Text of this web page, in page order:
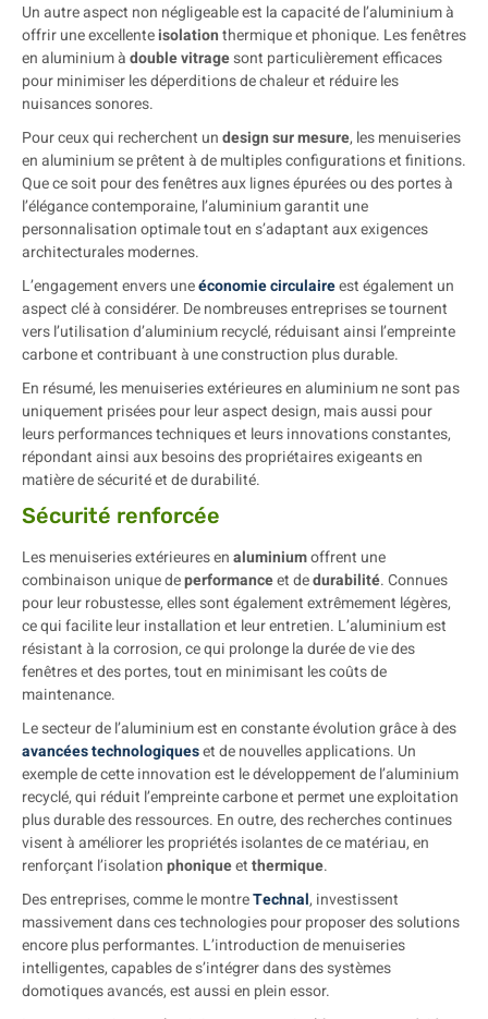
Un autre aspect non négligeable est la capacité de l’aluminium à
offrir une excellenteisolationthermique et phonique. Les fenêtres
en aluminium àdouble vitragesont particulièrement efficaces
pour minimiser les déperditions de chaleur et réduire les
nuisances sonores.
Pour ceux qui recherchent undesign sur mesure, les menuiseries
en aluminium se prêtent à de multiples configurations et finitions.
Que ce soit pour des fenêtres aux lignes épurées ou des portes à
l’élégance contemporaine, l’aluminium garantit une
personnalisation optimale tout en s’adaptant aux exigences
architecturales modernes.
L’engagement envers uneéconomie circulaireest également un
aspect clé à considérer. De nombreuses entreprises se tournent
vers l’utilisation d’aluminium recyclé, réduisant ainsi l’empreinte
carbone et contribuant à une construction plus durable.
En résumé, les menuiseries extérieures en aluminium ne sont pas
uniquement prisées pour leur aspect design, mais aussi pour
leurs performances techniques et leurs innovations constantes,
répondant ainsi aux besoins des propriétaires exigeants en
matière de sécurité et de durabilité.
Sécurité renforcée
Les menuiseries extérieures enaluminiumoffrent une
combinaison unique deperformanceet dedurabilité. Connues
pour leur robustesse, elles sont également extrêmement légères,
ce qui facilite leur installation et leur entretien. L’aluminium est
résistant à la corrosion, ce qui prolonge la durée de vie des
fenêtres et des portes, tout en minimisant les coûts de
maintenance.
Le secteur de l’aluminium est en constante évolution grâce à des
avancées technologiqueset de nouvelles applications. Un
exemple de cette innovation est le développement de l’aluminium
recyclé, qui réduit l’empreinte carbone et permet une exploitation
plus durable des ressources. En outre, des recherches continues
visent à améliorer les propriétés isolantes de ce matériau, en
renforçant l’isolationphoniqueetthermique.
Des entreprises, comme le montreTechnal, investissent
massivement dans ces technologies pour proposer des solutions
encore plus performantes. L’introduction de menuiseries
intelligentes, capables de s’intégrer dans des systèmes
domotiques avancés, est aussi en plein essor.